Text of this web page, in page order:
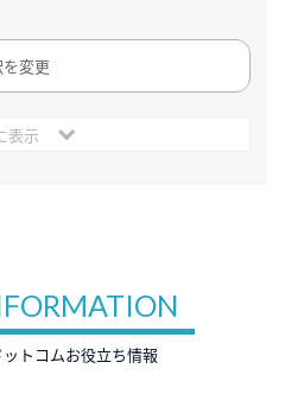
を変更
表示
トコムお役立ち情報